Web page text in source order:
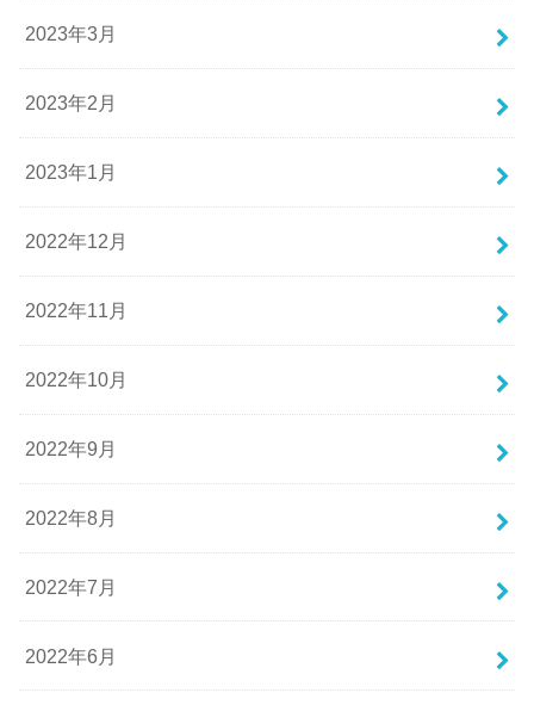
2023年3月
2023年2月
2023年1月
2022年12月
2022年11月
2022年10月
2022年9月
2022年8月
2022年7月
2022年6月